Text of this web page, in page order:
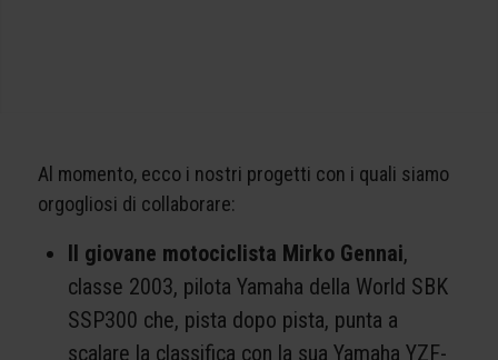
Al momento, ecco i nostri progetti con i quali siamo
orgogliosi di collaborare:
Il giovane motociclista Mirko Gennai,
classe 2003, pilota Yamaha della World SBK
SSP300 che, pista dopo pista, punta a
scalare la classifica con la sua Yamaha YZF-